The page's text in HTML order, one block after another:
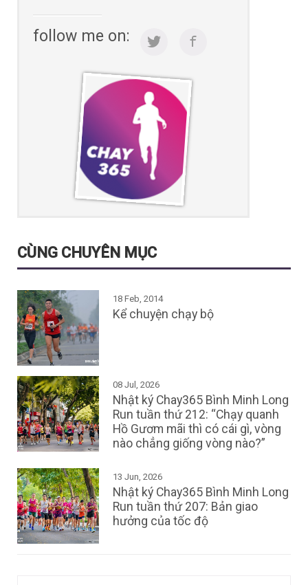
follow me on:
CÙNG CHUYÊN MỤC
18 Feb, 2014
Kể chuyện chạy bộ
08 Jul, 2026
Nhật ký Chay365 Bình Minh Long
Run tuần thứ 212: “Chạy quanh
Hồ Gươm mãi thì có cái gì, vòng
nào chẳng giống vòng nào?”
13 Jun, 2026
Nhật ký Chay365 Bình Minh Long
Run tuần thứ 207: Bản giao
hưởng của tốc độ